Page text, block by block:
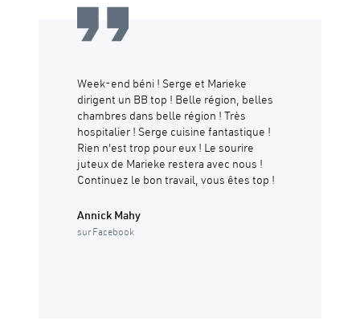
Week-end béni ! Serge et Marieke
dirigent un BB top ! Belle région, belles
chambres dans belle région ! Très
hospitalier ! Serge cuisine fantastique !
Rien n'est trop pour eux ! Le sourire
juteux de Marieke restera avec nous !
Continuez le bon travail, vous êtes top !
Annick Mahy
sur Facebook